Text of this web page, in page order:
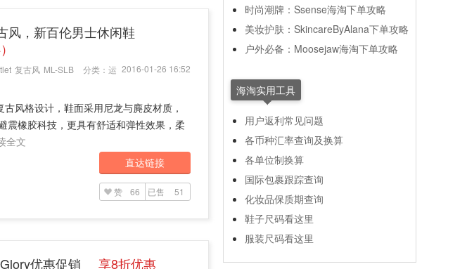
风，新百伦男士休闲鞋
2016-01-26 16:52
复古风 ML-SLB 分类： 运
风格设计，鞋面采用尼龙与麂皮材质，
震橡胶科技，更具有舒适和弹性效果，柔
全文
直达链接
赞 66 已售 51
优惠促销 享8折优惠
时尚潮牌：Ssense海淘下单攻略
美妆护肤：SkincareByAlana下单攻略
户外必备：Moosejaw海淘下单攻略
海淘实用工具
用户返利常见问题
各币种汇率查询及换算
各单位制换算
国际包裹跟踪查询
化妆品保质期查询
鞋子尺码看这里
服装尺码看这里